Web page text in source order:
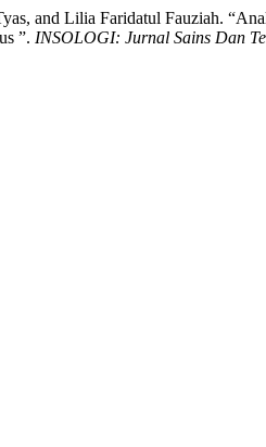
and Lilia Faridatul Fauziah.
”. INSOLOGI: Jurnal Sains Dan